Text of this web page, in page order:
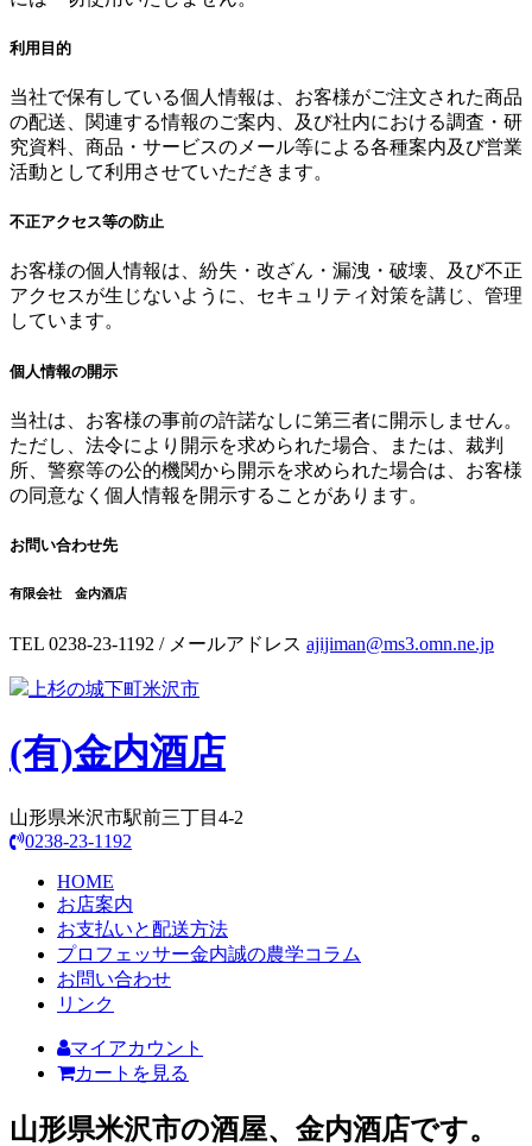
利用目的
当社で保有している個人情報は、お客様がご注文された商品
の配送、関連する情報のご案内、及び社内における調査・研
究資料、商品・サービスのメール等による各種案内及び営業
活動として利用させていただきます。
不正アクセス等の防止
お客様の個人情報は、紛失・改ざん・漏洩・破壊、及び不正
アクセスが生じないように、セキュリティ対策を講じ、管理
しています。
個人情報の開示
当社は、お客様の事前の許諾なしに第三者に開示しません。
ただし、法令により開示を求められた場合、または、裁判
所、警察等の公的機関から開示を求められた場合は、お客様
の同意なく個人情報を開示することがあります。
お問い合わせ先
有限会社 金内酒店
TEL 0238-23-1192 / メールアドレス ajijiman@ms3.omn.ne.jp
上杉の城下町米沢市
(有)金内酒店
山形県米沢市駅前三丁目4-2
0238-23-1192
HOME
お店案内
お支払いと配送方法
プロフェッサー金内誠の農学コラム
お問い合わせ
リンク
マイアカウント
カートを見る
山形県米沢市の酒屋、金内酒店です。